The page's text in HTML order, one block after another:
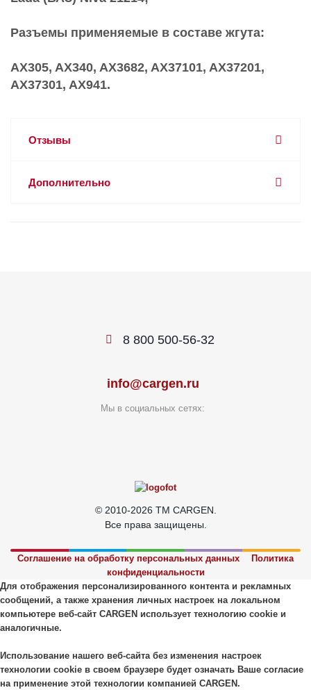
Разъемы применяемые в составе жгута:
AX305, AX340, AX3682, AX37101, AX37201,
AX37301, AX941.
Отзывы
Дополнительно
8 800 500-56-32
info@cargen.ru
Мы в социальных сетях:
© 2010-2026 TM CARGEN.
Все права защищены.
Соглашение на обработку персональных данных
Политика
конфиденциальности
Для отображения персонализированного контента и рекламных
сообщений, а также хранения личных настроек на локальном
компьютере веб-сайт CARGEN использует технологию cookie и
аналогичные.
Использование нашего веб-сайта без изменения настроек
технологии cookie в своем браузере будет означать Ваше согласие
на применение этой технологии компанией CARGEN.